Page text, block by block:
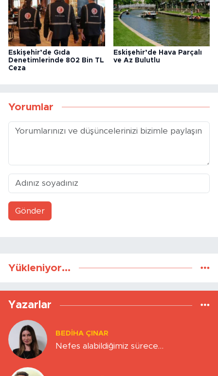
Eskişehir’de Gıda
Denetimlerinde 802 Bin TL
Ceza
Eskişehir’de Hava Parçalı
ve Az Bulutlu
Yorumlar
Gönder
Yükleniyor...
Yazarlar
BEDIHA ÇINAR
Nefes alabildiğimiz sürece…